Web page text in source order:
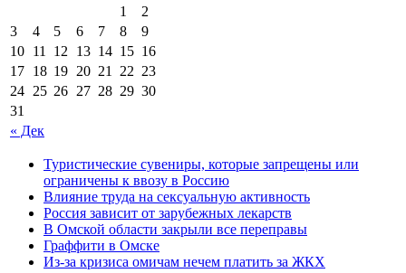
« Дек
1
2
3
4 5 6 7 8
9
10 11 12 13 14 15 16
17 18 19 20 21 22 23
24 25 26 27 28 29 30
31
Туристические сувениры, которые запрещены или
ограничены к ввозу в Россию
Влияние труда на сексуальную активность
Россия зависит от зарубежных лекарств
В Омской области закрыли все переправы
Граффити в Омске
Из-за кризиса омичам нечем платить за ЖКХ